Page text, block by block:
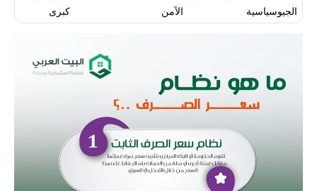
الجيوسياسية
الآمن
كبرى